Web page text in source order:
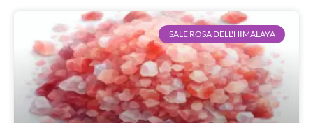
SALE ROSA DELL'HIMALAYA